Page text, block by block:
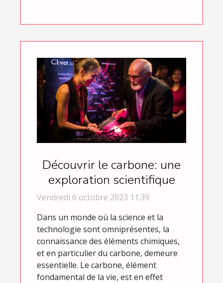
Découvrir le carbone: une
exploration scientifique
Vendredi 6 octobre 2023 11:39
Dans un monde où la science et la
technologie sont omniprésentes, la
connaissance des éléments chimiques,
et en particulier du carbone, demeure
essentielle. Le carbone, élément
fondamental de la vie, est en effet